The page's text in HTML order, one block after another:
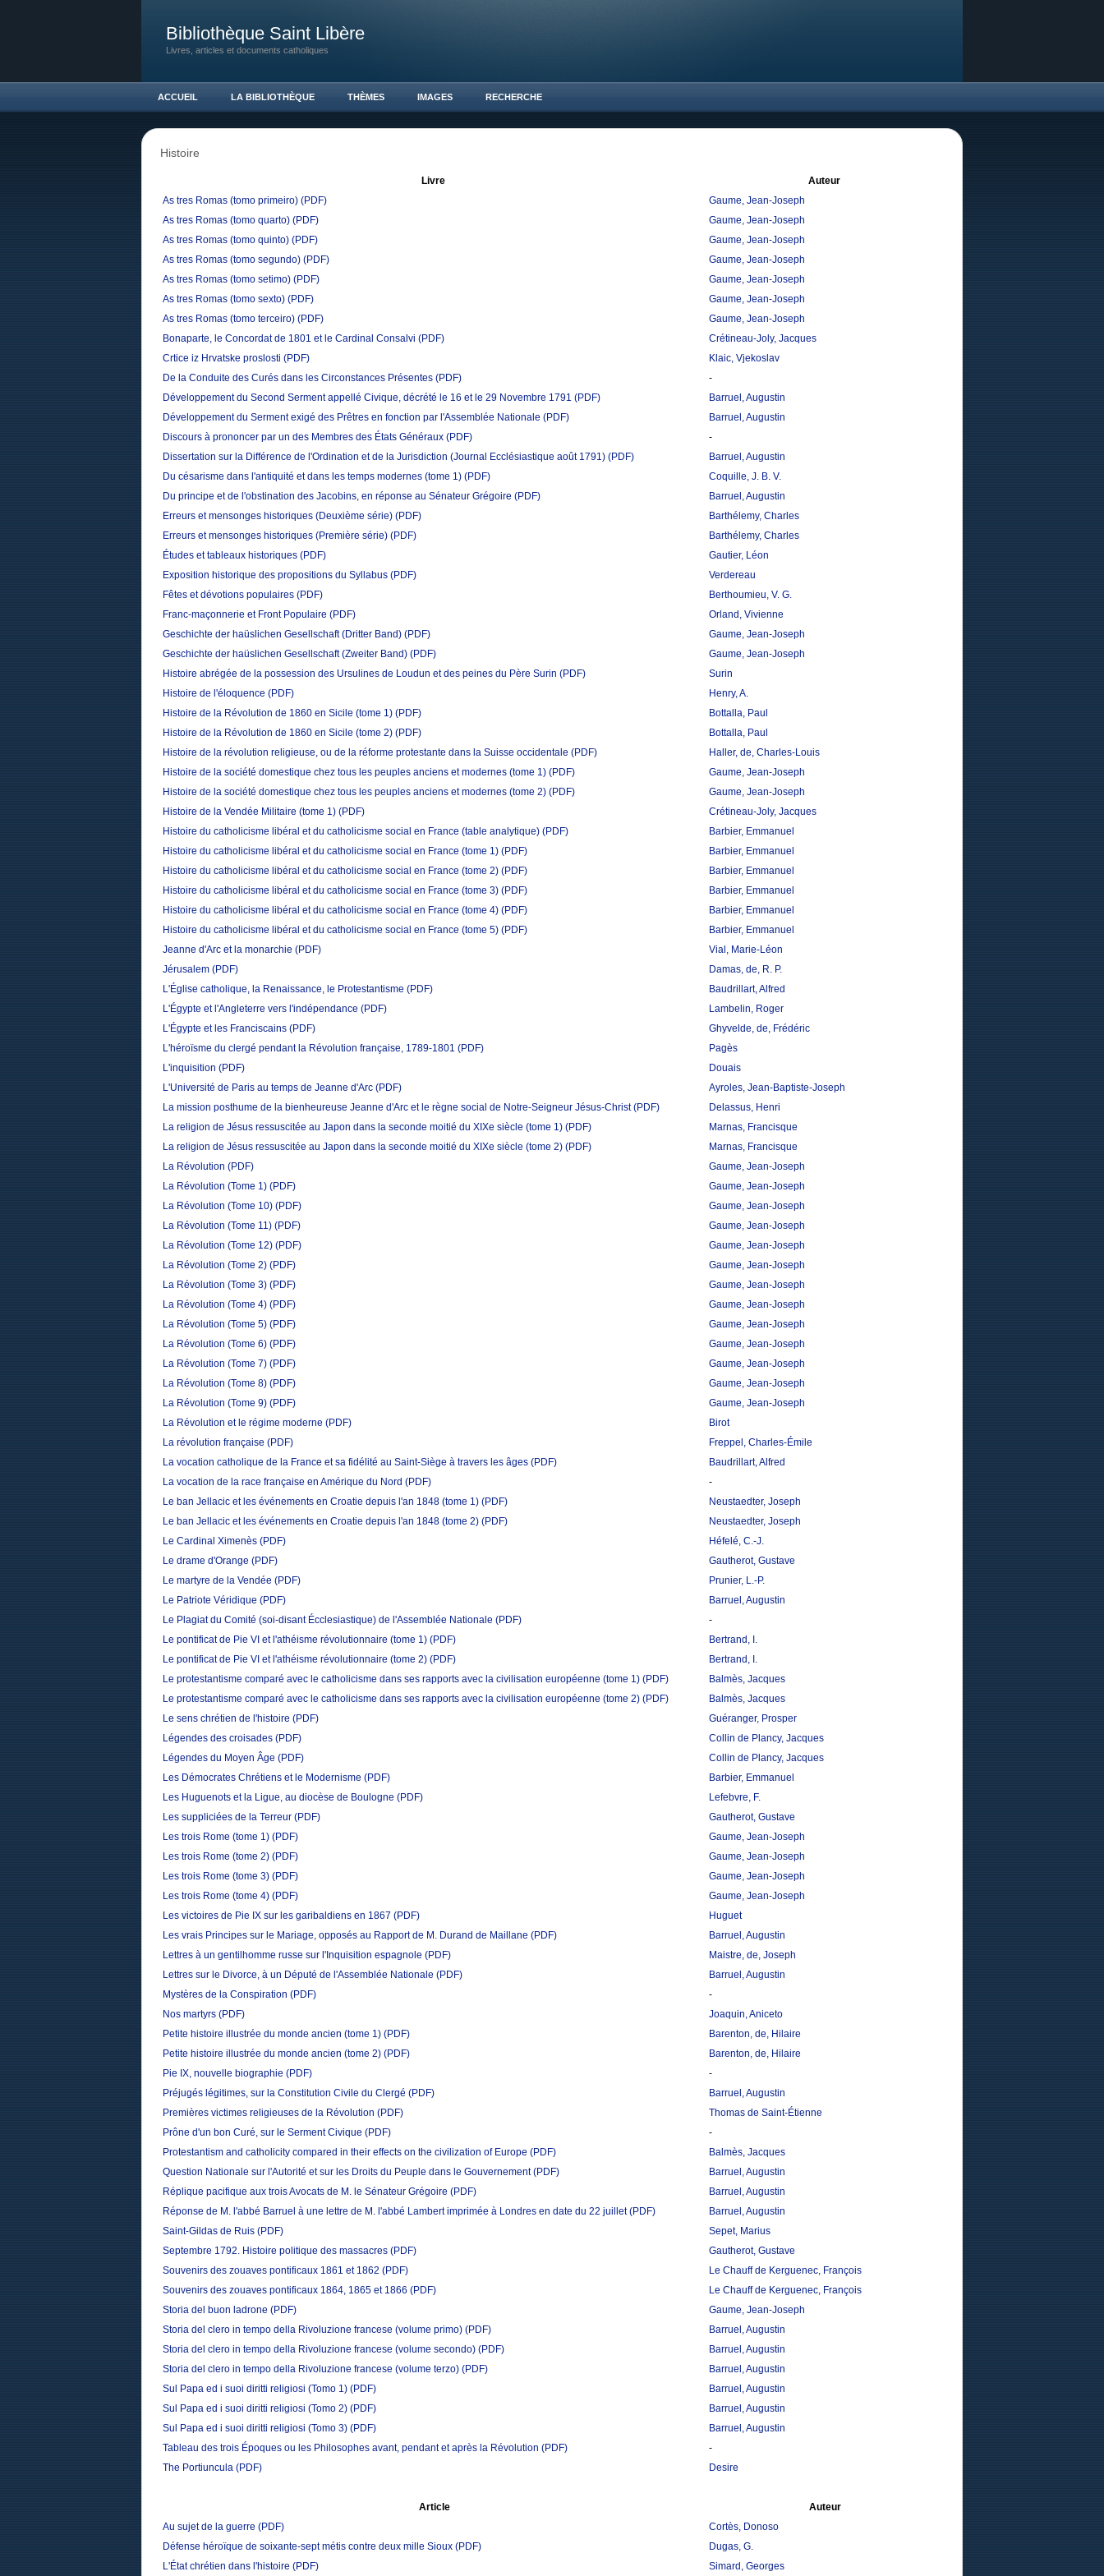
Bibliothèque Saint Libère
Livres, articles et documents catholiques
ACCUEIL LA BIBLIOTHÈQUE THÈMES IMAGES RECHERCHE
Histoire
Livre
Auteur
As tres Romas (tomo primeiro) (PDF)
Gaume, Jean-Joseph
As tres Romas (tomo quarto) (PDF)
Gaume, Jean-Joseph
As tres Romas (tomo quinto) (PDF)
Gaume, Jean-Joseph
As tres Romas (tomo segundo) (PDF)
Gaume, Jean-Joseph
As tres Romas (tomo setimo) (PDF)
Gaume, Jean-Joseph
As tres Romas (tomo sexto) (PDF)
Gaume, Jean-Joseph
As tres Romas (tomo terceiro) (PDF)
Gaume, Jean-Joseph
Bonaparte, le Concordat de 1801 et le Cardinal Consalvi (PDF)
Crétineau-Joly, Jacques
Crtice iz Hrvatske proslosti (PDF)
Klaic, Vjekoslav
De la Conduite des Curés dans les Circonstances Présentes (PDF)
-
Développement du Second Serment appellé Civique, décrété le 16 et le 29 Novembre 1791 (PDF)
Barruel, Augustin
Développement du Serment exigé des Prêtres en fonction par l'Assemblée Nationale (PDF)
Barruel, Augustin
Discours à prononcer par un des Membres des États Généraux (PDF)
-
Dissertation sur la Différence de l'Ordination et de la Jurisdiction (Journal Ecclésiastique août 1791) (PDF)
Barruel, Augustin
Du césarisme dans l'antiquité et dans les temps modernes (tome 1) (PDF)
Coquille, J. B. V.
Du principe et de l'obstination des Jacobins, en réponse au Sénateur Grégoire (PDF)
Barruel, Augustin
Erreurs et mensonges historiques (Deuxième série) (PDF)
Barthélemy, Charles
Erreurs et mensonges historiques (Première série) (PDF)
Barthélemy, Charles
Études et tableaux historiques (PDF)
Gautier, Léon
Exposition historique des propositions du Syllabus (PDF)
Verdereau
Fêtes et dévotions populaires (PDF)
Berthoumieu, V. G.
Franc-maçonnerie et Front Populaire (PDF)
Orland, Vivienne
Geschichte der haüslichen Gesellschaft (Dritter Band) (PDF)
Gaume, Jean-Joseph
Geschichte der haüslichen Gesellschaft (Zweiter Band) (PDF)
Gaume, Jean-Joseph
Histoire abrégée de la possession des Ursulines de Loudun et des peines du Père Surin (PDF)
Surin
Histoire de l'éloquence (PDF)
Henry, A.
Histoire de la Révolution de 1860 en Sicile (tome 1) (PDF)
Bottalla, Paul
Histoire de la Révolution de 1860 en Sicile (tome 2) (PDF)
Bottalla, Paul
Histoire de la révolution religieuse, ou de la réforme protestante dans la Suisse occidentale (PDF)
Haller, de, Charles-Louis
Histoire de la société domestique chez tous les peuples anciens et modernes (tome 1) (PDF)
Gaume, Jean-Joseph
Histoire de la société domestique chez tous les peuples anciens et modernes (tome 2) (PDF)
Gaume, Jean-Joseph
Histoire de la Vendée Militaire (tome 1) (PDF)
Crétineau-Joly, Jacques
Histoire du catholicisme libéral et du catholicisme social en France (table analytique) (PDF)
Barbier, Emmanuel
Histoire du catholicisme libéral et du catholicisme social en France (tome 1) (PDF)
Barbier, Emmanuel
Histoire du catholicisme libéral et du catholicisme social en France (tome 2) (PDF)
Barbier, Emmanuel
Histoire du catholicisme libéral et du catholicisme social en France (tome 3) (PDF)
Barbier, Emmanuel
Histoire du catholicisme libéral et du catholicisme social en France (tome 4) (PDF)
Barbier, Emmanuel
Histoire du catholicisme libéral et du catholicisme social en France (tome 5) (PDF)
Barbier, Emmanuel
Jeanne d'Arc et la monarchie (PDF)
Vial, Marie-Léon
Jérusalem (PDF)
Damas, de, R. P.
L'Église catholique, la Renaissance, le Protestantisme (PDF)
Baudrillart, Alfred
L'Égypte et l'Angleterre vers l'indépendance (PDF)
Lambelin, Roger
L'Égypte et les Franciscains (PDF)
Ghyvelde, de, Frédéric
L'héroïsme du clergé pendant la Révolution française, 1789-1801 (PDF)
Pagès
L'inquisition (PDF)
Douais
L'Université de Paris au temps de Jeanne d'Arc (PDF)
Ayroles, Jean-Baptiste-Joseph
La mission posthume de la bienheureuse Jeanne d'Arc et le règne social de Notre-Seigneur Jésus-Christ (PDF)
Delassus, Henri
La religion de Jésus ressuscitée au Japon dans la seconde moitié du XIXe siècle (tome 1) (PDF)
Marnas, Francisque
La religion de Jésus ressuscitée au Japon dans la seconde moitié du XIXe siècle (tome 2) (PDF)
Marnas, Francisque
La Révolution (PDF)
Gaume, Jean-Joseph
La Révolution (Tome 1) (PDF)
Gaume, Jean-Joseph
La Révolution (Tome 10) (PDF)
Gaume, Jean-Joseph
La Révolution (Tome 11) (PDF)
Gaume, Jean-Joseph
La Révolution (Tome 12) (PDF)
Gaume, Jean-Joseph
La Révolution (Tome 2) (PDF)
Gaume, Jean-Joseph
La Révolution (Tome 3) (PDF)
Gaume, Jean-Joseph
La Révolution (Tome 4) (PDF)
Gaume, Jean-Joseph
La Révolution (Tome 5) (PDF)
Gaume, Jean-Joseph
La Révolution (Tome 6) (PDF)
Gaume, Jean-Joseph
La Révolution (Tome 7) (PDF)
Gaume, Jean-Joseph
La Révolution (Tome 8) (PDF)
Gaume, Jean-Joseph
La Révolution (Tome 9) (PDF)
Gaume, Jean-Joseph
La Révolution et le régime moderne (PDF)
Birot
La révolution française (PDF)
Freppel, Charles-Émile
La vocation catholique de la France et sa fidélité au Saint-Siège à travers les âges (PDF)
Baudrillart, Alfred
La vocation de la race française en Amérique du Nord (PDF)
-
Le ban Jellacic et les événements en Croatie depuis l'an 1848 (tome 1) (PDF)
Neustaedter, Joseph
Le ban Jellacic et les événements en Croatie depuis l'an 1848 (tome 2) (PDF)
Neustaedter, Joseph
Le Cardinal Ximenès (PDF)
Héfelé, C.-J.
Le drame d'Orange (PDF)
Gautherot, Gustave
Le martyre de la Vendée (PDF)
Prunier, L.-P.
Le Patriote Véridique (PDF)
Barruel, Augustin
Le Plagiat du Comité (soi-disant Écclesiastique) de l'Assemblée Nationale (PDF)
-
Le pontificat de Pie VI et l'athéisme révolutionnaire (tome 1) (PDF)
Bertrand, I.
Le pontificat de Pie VI et l'athéisme révolutionnaire (tome 2) (PDF)
Bertrand, I.
Le protestantisme comparé avec le catholicisme dans ses rapports avec la civilisation européenne (tome 1) (PDF)
Balmès, Jacques
Le protestantisme comparé avec le catholicisme dans ses rapports avec la civilisation européenne (tome 2) (PDF)
Balmès, Jacques
Le sens chrétien de l'histoire (PDF)
Guéranger, Prosper
Légendes des croisades (PDF)
Collin de Plancy, Jacques
Légendes du Moyen Âge (PDF)
Collin de Plancy, Jacques
Les Démocrates Chrétiens et le Modernisme (PDF)
Barbier, Emmanuel
Les Huguenots et la Ligue, au diocèse de Boulogne (PDF)
Lefebvre, F.
Les suppliciées de la Terreur (PDF)
Gautherot, Gustave
Les trois Rome (tome 1) (PDF)
Gaume, Jean-Joseph
Les trois Rome (tome 2) (PDF)
Gaume, Jean-Joseph
Les trois Rome (tome 3) (PDF)
Gaume, Jean-Joseph
Les trois Rome (tome 4) (PDF)
Gaume, Jean-Joseph
Les victoires de Pie IX sur les garibaldiens en 1867 (PDF)
Huguet
Les vrais Principes sur le Mariage, opposés au Rapport de M. Durand de Maillane (PDF)
Barruel, Augustin
Lettres à un gentilhomme russe sur l'Inquisition espagnole (PDF)
Maistre, de, Joseph
Lettres sur le Divorce, à un Député de l'Assemblée Nationale (PDF)
Barruel, Augustin
Mystères de la Conspiration (PDF)
-
Nos martyrs (PDF)
Joaquin, Aniceto
Petite histoire illustrée du monde ancien (tome 1) (PDF)
Barenton, de, Hilaire
Petite histoire illustrée du monde ancien (tome 2) (PDF)
Barenton, de, Hilaire
Pie IX, nouvelle biographie (PDF)
-
Préjugés légitimes, sur la Constitution Civile du Clergé (PDF)
Barruel, Augustin
Premières victimes religieuses de la Révolution (PDF)
Thomas de Saint-Étienne
Prône d'un bon Curé, sur le Serment Civique (PDF)
-
Protestantism and catholicity compared in their effects on the civilization of Europe (PDF)
Balmès, Jacques
Question Nationale sur l'Autorité et sur les Droits du Peuple dans le Gouvernement (PDF)
Barruel, Augustin
Réplique pacifique aux trois Avocats de M. le Sénateur Grégoire (PDF)
Barruel, Augustin
Réponse de M. l'abbé Barruel à une lettre de M. l'abbé Lambert imprimée à Londres en date du 22 juillet (PDF)
Barruel, Augustin
Saint-Gildas de Ruis (PDF)
Sepet, Marius
Septembre 1792. Histoire politique des massacres (PDF)
Gautherot, Gustave
Souvenirs des zouaves pontificaux 1861 et 1862 (PDF)
Le Chauff de Kerguenec, François
Souvenirs des zouaves pontificaux 1864, 1865 et 1866 (PDF)
Le Chauff de Kerguenec, François
Storia del buon ladrone (PDF)
Gaume, Jean-Joseph
Storia del clero in tempo della Rivoluzione francese (volume primo) (PDF)
Barruel, Augustin
Storia del clero in tempo della Rivoluzione francese (volume secondo) (PDF)
Barruel, Augustin
Storia del clero in tempo della Rivoluzione francese (volume terzo) (PDF)
Barruel, Augustin
Sul Papa ed i suoi diritti religiosi (Tomo 1) (PDF)
Barruel, Augustin
Sul Papa ed i suoi diritti religiosi (Tomo 2) (PDF)
Barruel, Augustin
Sul Papa ed i suoi diritti religiosi (Tomo 3) (PDF)
Barruel, Augustin
Tableau des trois Époques ou les Philosophes avant, pendant et après la Révolution (PDF)
-
The Portiuncula (PDF) Desire
Article
Auteur
Au sujet de la guerre (PDF)
Cortès, Donoso
Défense héroïque de soixante-sept métis contre deux mille Sioux (PDF)
Dugas, G.
L'État chrétien dans l'histoire (PDF) Simard, Georges